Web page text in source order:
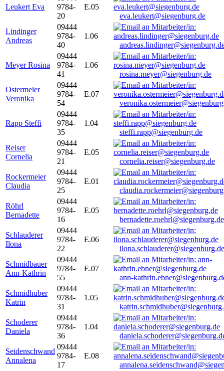
Leukert Eva
9784-
20
E.05
eva.leukert@siegenburg.de
Lindinger
Andreas
09444
9784-
40
1.06
Meyer Rosina
09444
9784-
41
1.06
rosina.meyer@siegenburg.de
Ostermeier
Veronika
09444
9784-
54
E.07
Rapp Steffi
09444
9784-
35
1.04
steffi.rapp@siegenburg.de
Reiser
Cornelia
09444
9784-
21
E.05
cornelia.reiser@siegenburg.de
Rockermeier
Claudia
09444
9784-
25
E.01
Röhrl
Bernadette
09444
9784-
16
E.05
bernadette.roehrl@siegenburg.de
Schlauderer
Ilona
09444
9784-
22
E.06
ilona.schlauderer@siegenburg.de
Schmidbauer
Ann-Kathrin
09444
9784-
55
E.07
ann-
Schmidhuber
Katrin
09444
9784-
31
1.05
Schoderer
Daniela
09444
9784-
36
1.04
Seidenschwand
Annalena
09444
9784-
17
E.08